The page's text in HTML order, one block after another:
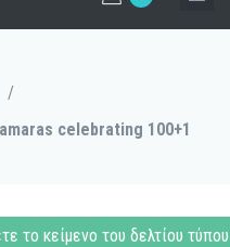
/
celebrating 100+1
το κείμενο του δελτίου τύπου